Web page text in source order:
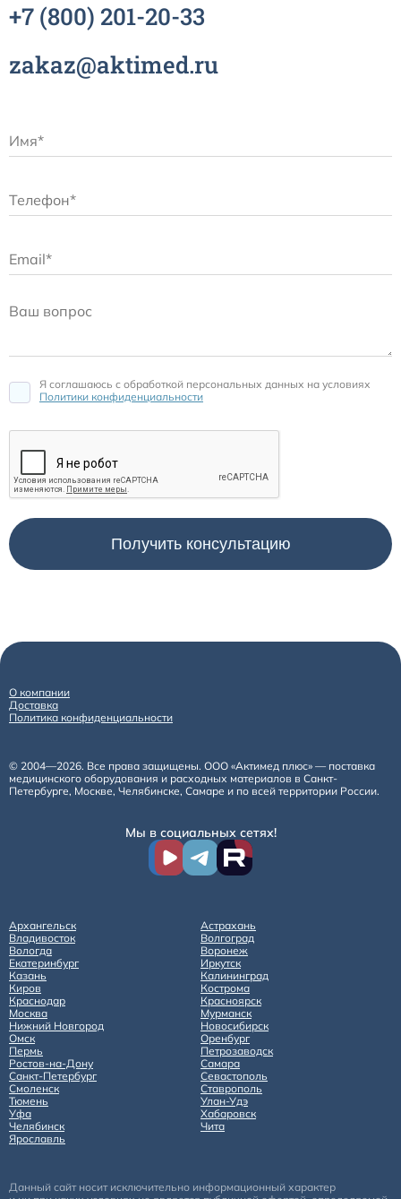
+7 (800) 201-20-33
zakaz@aktimed.ru
Я соглашаюсь c обработкой персональных данных на условиях
Политики конфиденциальности
О компании
Доставка
Политика конфиденциальности
© 2004—2026. Все права защищены. ООО «Актимед плюс» — поставка
медицинского оборудования и расходных материалов в Санкт-
Петербурге, Москве, Челябинске, Самаре и по всей территории России.
Мы в социальных сетях!
Архангельск
Астрахань
Владивосток
Волгоград
Вологда
Воронеж
Екатеринбург
Иркутск
Казань
Калининград
Киров
Кострома
Краснодар
Красноярск
Москва
Мурманск
Нижний Новгород
Новосибирск
Омск
Оренбург
Пермь
Петрозаводск
Ростов-на-Дону
Самара
Санкт-Петербург
Севастополь
Смоленск
Ставрополь
Тюмень
Улан-Удэ
Уфа
Хабаровск
Челябинск
Чита
Ярославль
Данный сайт носит исключительно информационный характер